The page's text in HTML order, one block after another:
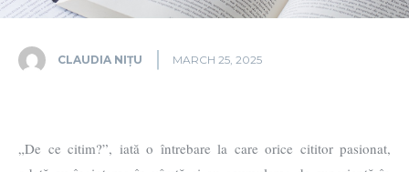
CLAUDIA NIȚU MARCH 25, 2025
„De ce citim?”, iată o întrebare la care orice cititor pasionat,